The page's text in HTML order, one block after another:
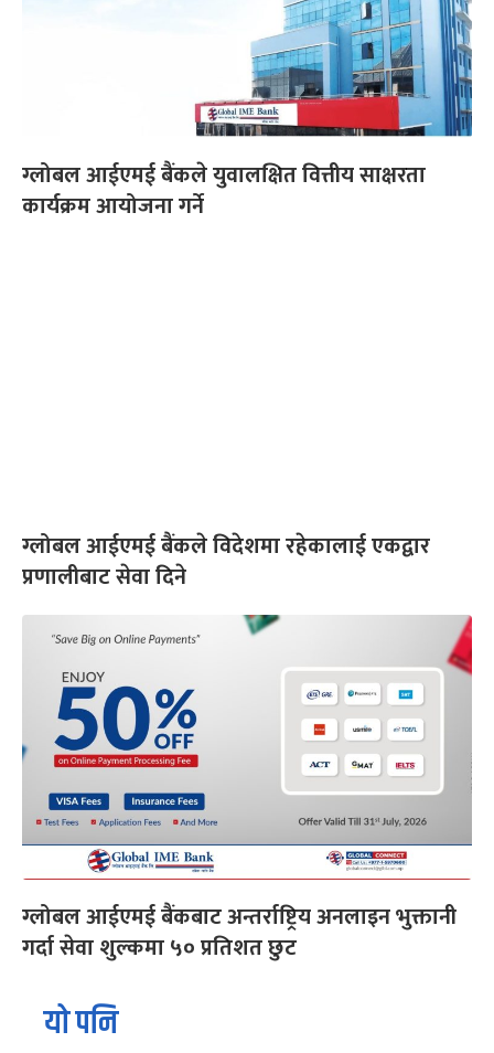
ग्लोबल आईएमई बैंकले युवालक्षित वित्तीय साक्षरता
कार्यक्रम आयोजना गर्ने
ग्लोबल आईएमई बैंकले विदेशमा रहेकालाई एकद्वार
प्रणालीबाट सेवा दिने
ग्लोबल आईएमई बैंकबाट अन्तर्राष्ट्रिय अनलाइन भुक्तानी
गर्दा सेवा शुल्कमा ५० प्रतिशत छुट
यो पनि